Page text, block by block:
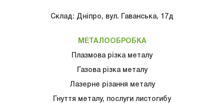
Склад: Дніпро, вул. Гаванська, 17д
МЕТАЛООБРОБКА
Плазмова різка металу
Газова рiзка металу
Лазерне різання металу
Гнуття металу, послуги листогибу